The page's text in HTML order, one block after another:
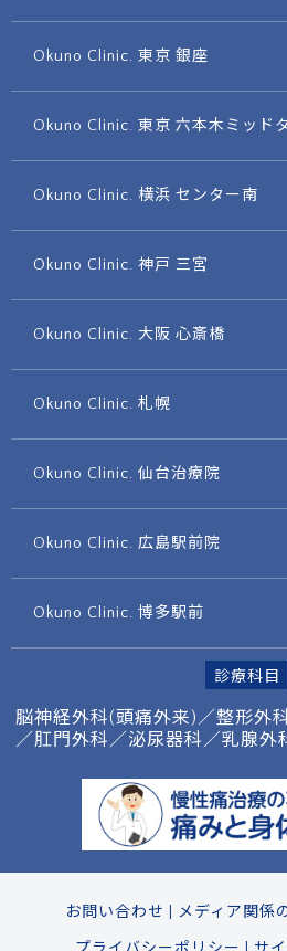
Okuno Clinic. 東京 銀座
Okuno Clinic. 東京 六本木ミッド
Okuno Clinic. 横浜 センター南
Okuno Clinic. 神戸 三宮
Okuno Clinic. 大阪 心斎橋
Okuno Clinic. 札幌
Okuno Clinic. 仙台治療院
Okuno Clinic. 広島駅前院
Okuno Clinic. 博多駅前
診療科目
脳神経外科(頭痛外来)／整形外
／肛門外科／泌尿器科／乳腺外
お問い合わせ メディア関係